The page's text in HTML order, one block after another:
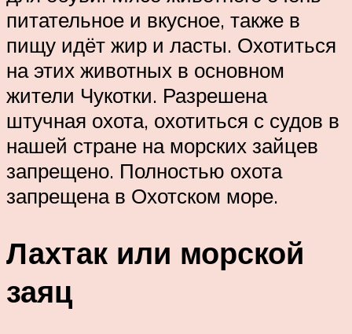
питательное и вкусное, также в
пищу идёт жир и ласты. Охотиться
на этих животных в основном
жители Чукотки. Разрешена
штучная охота, охотиться с судов в
нашей стране на морских зайцев
запрещено. Полностью охота
запрещена в Охотском море.
Лахтак или морской
заяц